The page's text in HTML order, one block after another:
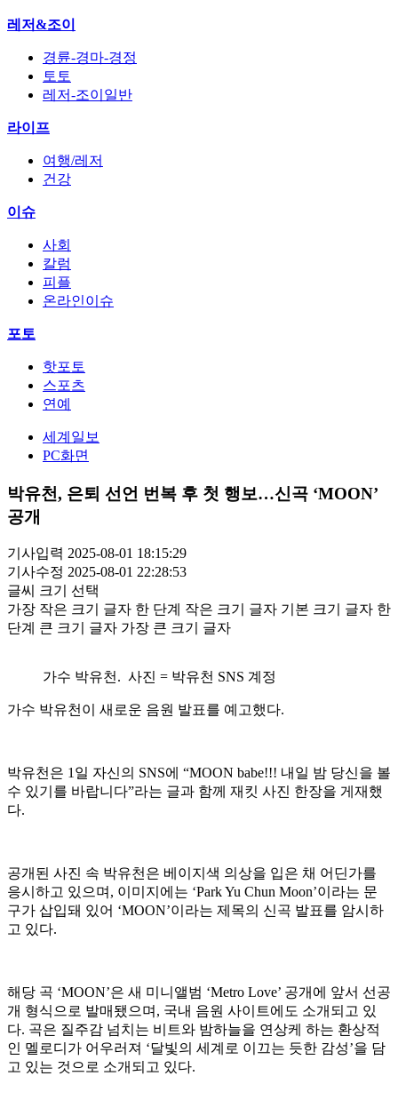
레저&조이
경륜-경마-경정
토토
레저-조이일반
라이프
여행/레저
건강
이슈
사회
칼럼
피플
온라인이슈
포토
핫포토
스포츠
연예
세계일보
PC화면
박유천, 은퇴 선언 번복 후 첫 행보…신곡 ‘MOON’
공개
기사입력 2025-08-01 18:15:29
기사수정 2025-08-01 22:28:53
글씨 크기 선택
가장 작은 크기 글자 한 단계 작은 크기 글자 기본 크기 글자 한
단계 큰 크기 글자 가장 큰 크기 글자
가수 박유천. 사진 = 박유천 SNS 계정
가수 박유천이 새로운 음원 발표를 예고했다.
박유천은 1일 자신의 SNS에 “MOON babe!!! 내일 밤 당신을 볼
수 있기를 바랍니다”라는 글과 함께 재킷 사진 한장을 게재했
다.
공개된 사진 속 박유천은 베이지색 의상을 입은 채 어딘가를
응시하고 있으며, 이미지에는 ‘Park Yu Chun Moon’이라는 문
구가 삽입돼 있어 ‘MOON’이라는 제목의 신곡 발표를 암시하
고 있다.
해당 곡 ‘MOON’은 새 미니앨범 ‘Metro Love’ 공개에 앞서 선공
개 형식으로 발매됐으며, 국내 음원 사이트에도 소개되고 있
다. 곡은 질주감 넘치는 비트와 밤하늘을 연상케 하는 환상적
인 멜로디가 어우러져 ‘달빛의 세계로 이끄는 듯한 감성’을 담
고 있는 것으로 소개되고 있다.